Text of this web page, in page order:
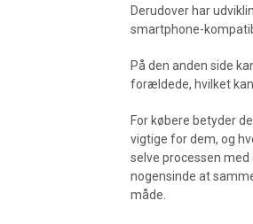
Derudover har
smartphone-
På den anden side
forældede, hvilket
For købere betyder
vigtige for dem, og
selve processen
nogensinde at
måde.